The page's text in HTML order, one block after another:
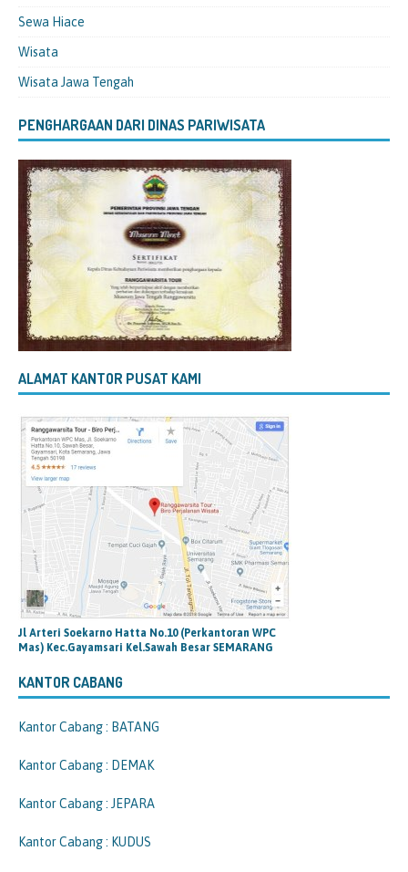
Sewa Hiace
Wisata
Wisata Jawa Tengah
PENGHARGAAN DARI DINAS PARIWISATA
ALAMAT KANTOR PUSAT KAMI
Jl Arteri Soekarno Hatta No.10 (Perkantoran WPC
Mas) Kec.Gayamsari Kel.Sawah Besar SEMARANG
KANTOR CABANG
Kantor Cabang : BATANG
Kantor Cabang : DEMAK
Kantor Cabang : JEPARA
Kantor Cabang : KUDUS